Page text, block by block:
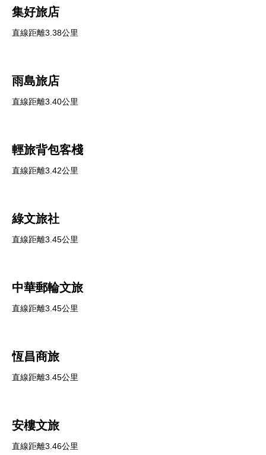
集好旅店
直線距離3.38公里
雨島旅店
直線距離3.40公里
輕旅背包客棧
直線距離3.42公里
綠文旅社
直線距離3.45公里
中華郵輪文旅
直線距離3.45公里
恆昌商旅
直線距離3.45公里
安樓文旅
直線距離3.46公里